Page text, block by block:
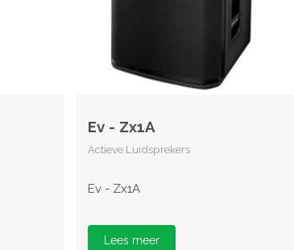
Ev - Zx1A
Actieve Luidsprekers
Ev - Zx1A
Lees meer